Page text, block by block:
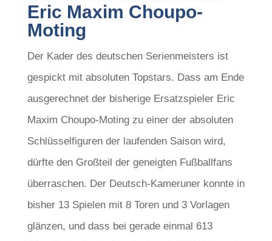
Eric Maxim Choupo-
Moting
Der Kader des deutschen Serienmeisters ist
gespickt mit absoluten Topstars. Dass am Ende
ausgerechnet der bisherige Ersatzspieler Eric
Maxim Choupo-Moting zu einer der absoluten
Schlüsselfiguren der laufenden Saison wird,
dürfte den Großteil der geneigten Fußballfans
überraschen. Der Deutsch-Kameruner konnte in
bisher 13 Spielen mit 8 Toren und 3 Vorlagen
glänzen, und dass bei gerade einmal 613